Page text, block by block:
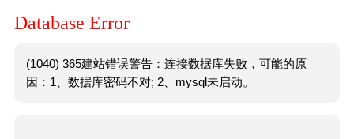
Database Error
(1040) 365建站错误警告：连接数据库失败，可能的原
因：1、数据库密码不对; 2、mysql未启动。